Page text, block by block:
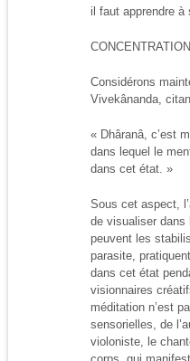
il faut apprendre
Considérons
Vivekânanda,
« Dhâranâ, c’est
dans lequel le
dans cet état. »
Sous cet aspect,
de visualiser dans
peuvent les
parasite,
dans cet état
visionnaires
méditation n’est
sensorielles, de
violoniste, le